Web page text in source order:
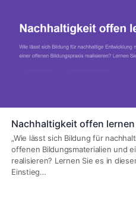
Nachhaltigkeit offen lernen
„Wie lässt sich Bildung für
offenen Bildungsmaterialien und
realisieren? Lernen Sie es in
Einstieg…